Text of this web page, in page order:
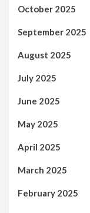
October 2025
September 2025
August 2025
July 2025
June 2025
May 2025
April 2025
March 2025
February 2025